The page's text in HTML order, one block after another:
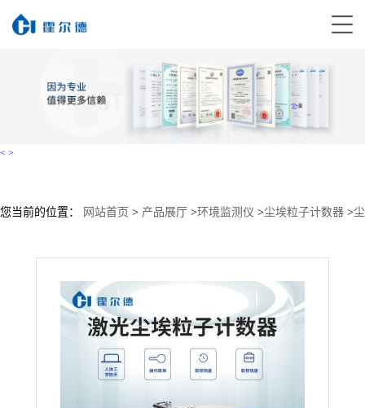
< >
您当前的位置： 网站首页 > 产品展厅 >环境监测仪 >尘埃粒子计数器 >尘